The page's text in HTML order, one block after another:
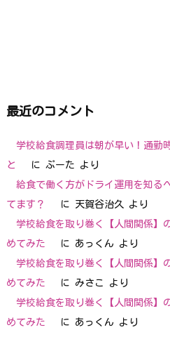
最近のコメント
学校給食調理員は朝が早い！通勤
と
に ぷーた より
給食で働く方がドライ運用を知る
てます？
に 天賀谷治久 より
学校給食を取り巻く【人間関係】
めてみた
に あっくん より
学校給食を取り巻く【人間関係】
めてみた
に みさこ
より
学校給食を取り巻く【人間関係】
めてみた
に あっくん より